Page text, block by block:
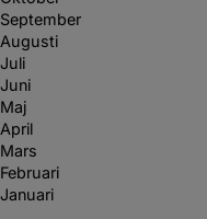
September
Augusti
Juli
Juni
Maj
April
Mars
Februari
Januari